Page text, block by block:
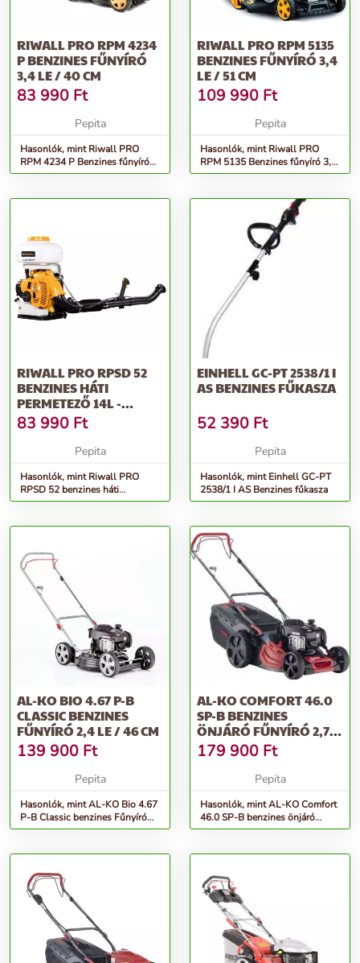
RIWALL PRO RPM 4234
P BENZINES FŰNYÍRÓ
3,4 LE / 40 CM
83 990 Ft
Pepita
Hasonlók, mint Riwall PRO
RPM 4234 P Benzines fűnyíró
3,4 LE / 40 cm
RIWALL PRO RPM 5135
BENZINES FŰNYÍRÓ 3,4
LE / 51 CM
109 990 Ft
Pepita
Hasonlók, mint Riwall PRO
RPM 5135 Benzines fűnyíró 3,4
LE / 51 cm
RIWALL PRO RPSD 52
BENZINES HÁTI
PERMETEZŐ 14L -
SÁRGA-FEKETE
83 990 Ft
Pepita
Hasonlók, mint Riwall PRO
RPSD 52 benzines háti
Permetező 14l - sárga-fekete
EINHELL GC-PT 2538/1 I
AS BENZINES FŰKASZA
52 390 Ft
Pepita
Hasonlók, mint Einhell GC-PT
2538/1 I AS Benzines fűkasza
AL-KO BIO 4.67 P-B
CLASSIC BENZINES
FŰNYÍRÓ 2,4 LE / 46 CM
139 900 Ft
Pepita
Hasonlók, mint AL-KO Bio 4.67
P-B Classic benzines Fűnyíró
2,4 LE / 46 cm
AL-KO COMFORT 46.0
SP-B BENZINES
ÖNJÁRÓ FŰNYÍRÓ 2,7
LE / 46 CM
179 900 Ft
Pepita
Hasonlók, mint AL-KO Comfort
46.0 SP-B benzines önjáró
Fűnyíró 2,7 LE / 46 cm